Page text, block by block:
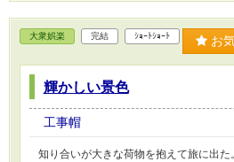
大衆娯楽 完結 ｼｮｰﾄｼｮｰﾄ お
輝かしい景色
工事帽
知り合いが大きな荷物を抱えて旅に出